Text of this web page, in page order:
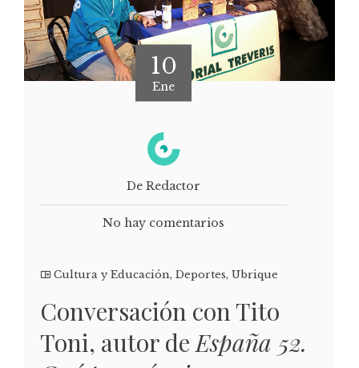
10
Ene
De Redactor
No hay comentarios
Cultura y Educación, Deportes, Ubrique
Conversación con Tito
Toni, autor deEspaña 52.